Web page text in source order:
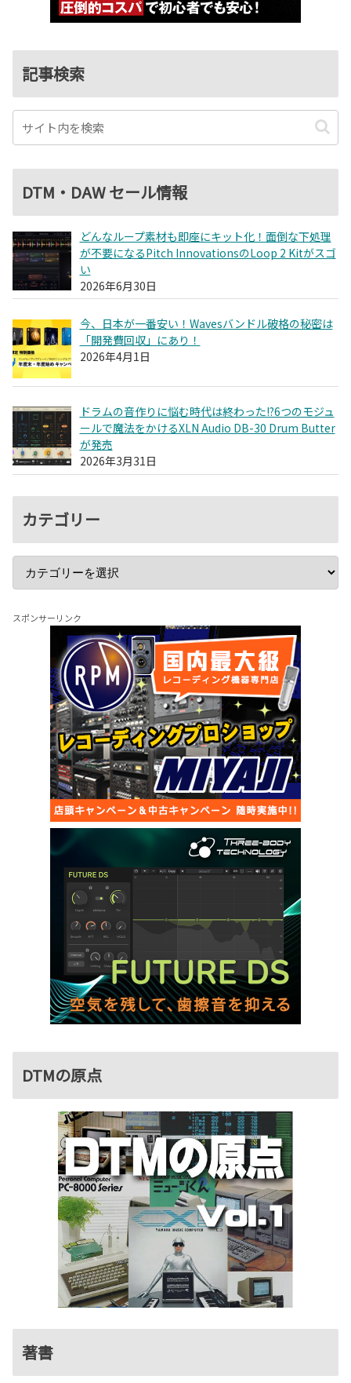
記事検索
DTM・DAW セール情報
どんなループ素材も即座にキット化！面倒な下処理
が不要になるPitch InnovationsのLoop 2 Kitがスゴ
い
2026年6月30日
今、日本が一番安い！Wavesバンドル破格の秘密は
「開発費回収」にあり！
2026年4月1日
ドラムの音作りに悩む時代は終わった!?6つのモジュ
ールで魔法をかけるXLN Audio DB-30 Drum Butter
が発売
2026年3月31日
カテゴリー
スポンサーリンク
DTMの原点
著書